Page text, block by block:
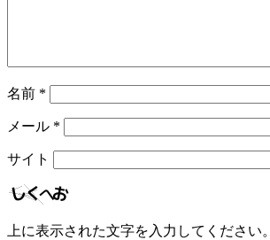
名前 *
メール *
サイト
上に表示された文字を入力してください。